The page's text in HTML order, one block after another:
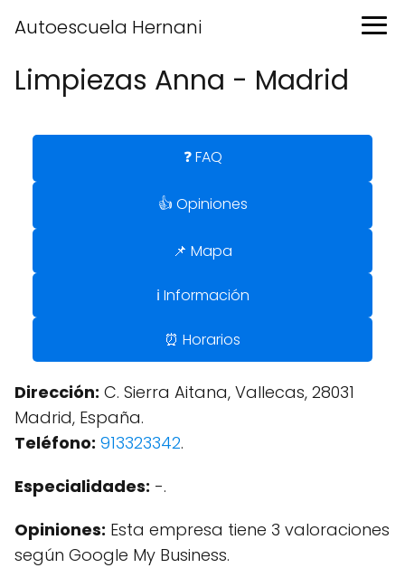
Autoescuela Hernani
Limpiezas Anna - Madrid
❓ FAQ
👍 Opiniones
📌 Mapa
ℹ️ Información
⏰ Horarios
Dirección: C. Sierra Aitana, Vallecas, 28031
Madrid, España.
Teléfono: 913323342.
Especialidades: -.
Opiniones: Esta empresa tiene 3 valoraciones
según Google My Business.